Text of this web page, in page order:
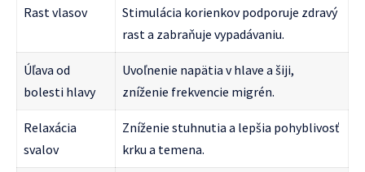
Rast vlasov
Stimulácia korienkov podporuje zdravý
rast a zabraňuje vypadávaniu.
Úľava od
bolesti hlavy
Uvoľnenie napätia v hlave a šiji,
zníženie frekvencie migrén.
Relaxácia
svalov
Zníženie stuhnutia a lepšia pohyblivosť
krku a temena.